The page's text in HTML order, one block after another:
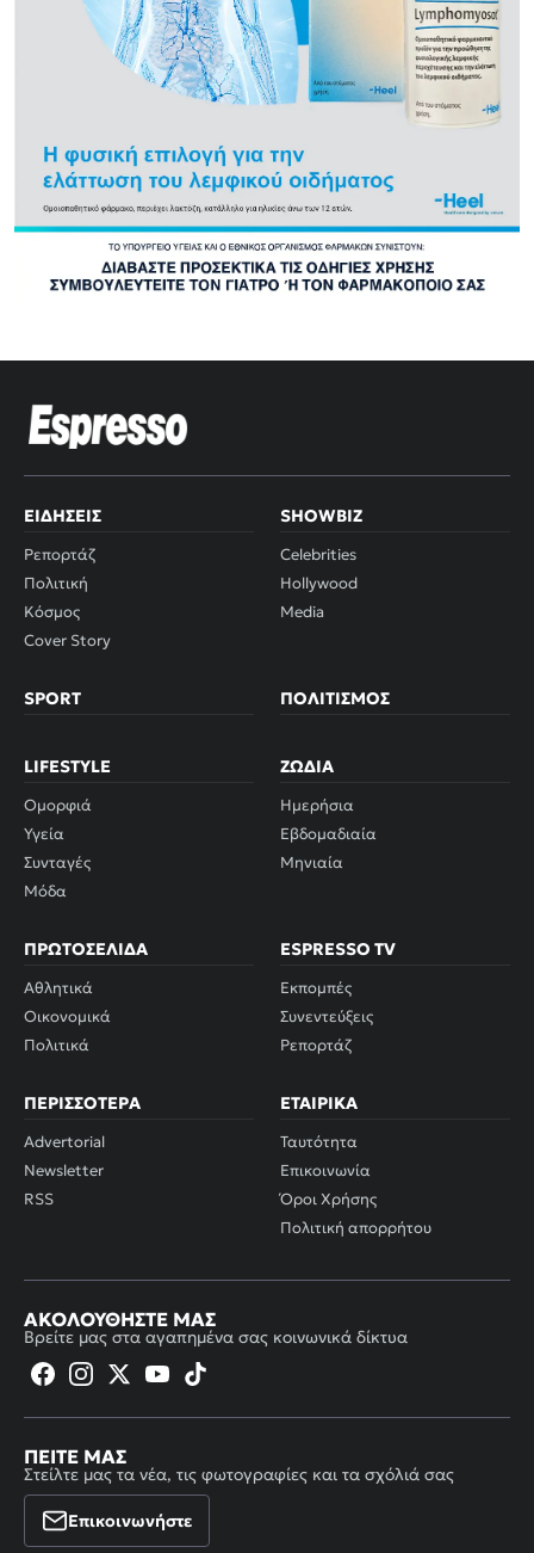
ΕΙΔΉΣΕΙΣ
Ρεπορτάζ
Πολιτική
Κόσμος
Cover Story
SHOWBIZ
Celebrities
Hollywood
Media
SPORT ΠΟΛΙΤΙΣΜΌΣ
LIFESTYLE
Ομορφιά
Υγεία
Συνταγές
Μόδα
ΖΏΔΙΑ
Ημερήσια
Εβδομαδιαία
Μηνιαία
ΠΡΩΤΟΣΈΛΙΔΑ
Αθλητικά
Οικονομικά
Πολιτικά
ESPRESSO TV
Εκπομπές
Συνεντεύξεις
Ρεπορτάζ
ΠΕΡΙΣΣΌΤΕΡΑ
Advertorial
Newsletter
RSS
ΕΤΑΙΡΙΚΆ
Ταυτότητα
Επικοινωνία
Όροι Χρήσης
Πολιτική απορρήτου
ΑΚΟΛΟΥΘΉΣΤΕ ΜΑΣ
Βρείτε μας στα αγαπημένα σας κοινωνικά δίκτυα
ΠΕΊΤΕ ΜΑΣ
Στείλτε μας τα νέα, τις φωτογραφίες και τα σχόλιά σας
Επικοινωνήστε